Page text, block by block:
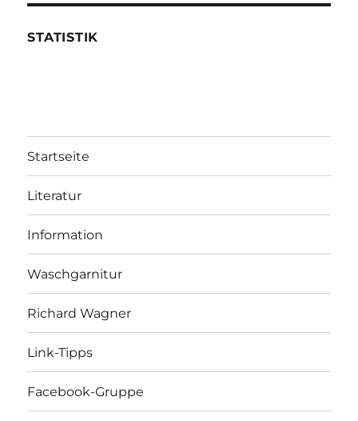
STATISTIK
Startseite
Literatur
Information
Waschgarnitur
Richard Wagner
Link-Tipps
Facebook-Gruppe